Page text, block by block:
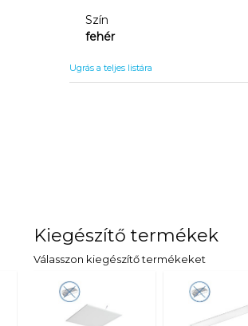
Szín
fehér
Ugrás a teljes listára
Kiegészítő termékek
Válasszon kiegészítő termékeket